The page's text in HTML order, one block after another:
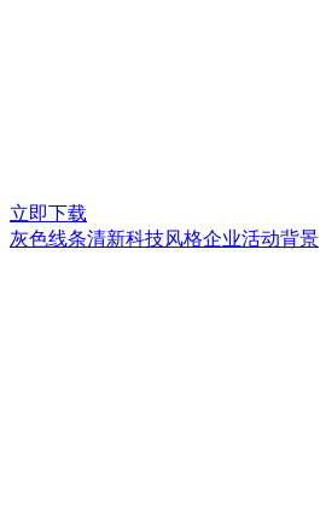
立即下载
灰色线条清新科技风格企业活动背景